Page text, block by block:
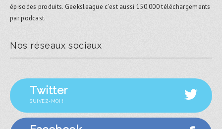
épisodes produits. Geeksleague c’est aussi 150.000 téléchargements
par podcast.
Nos réseaux sociaux
Twitter
SUIVEZ-MOI !